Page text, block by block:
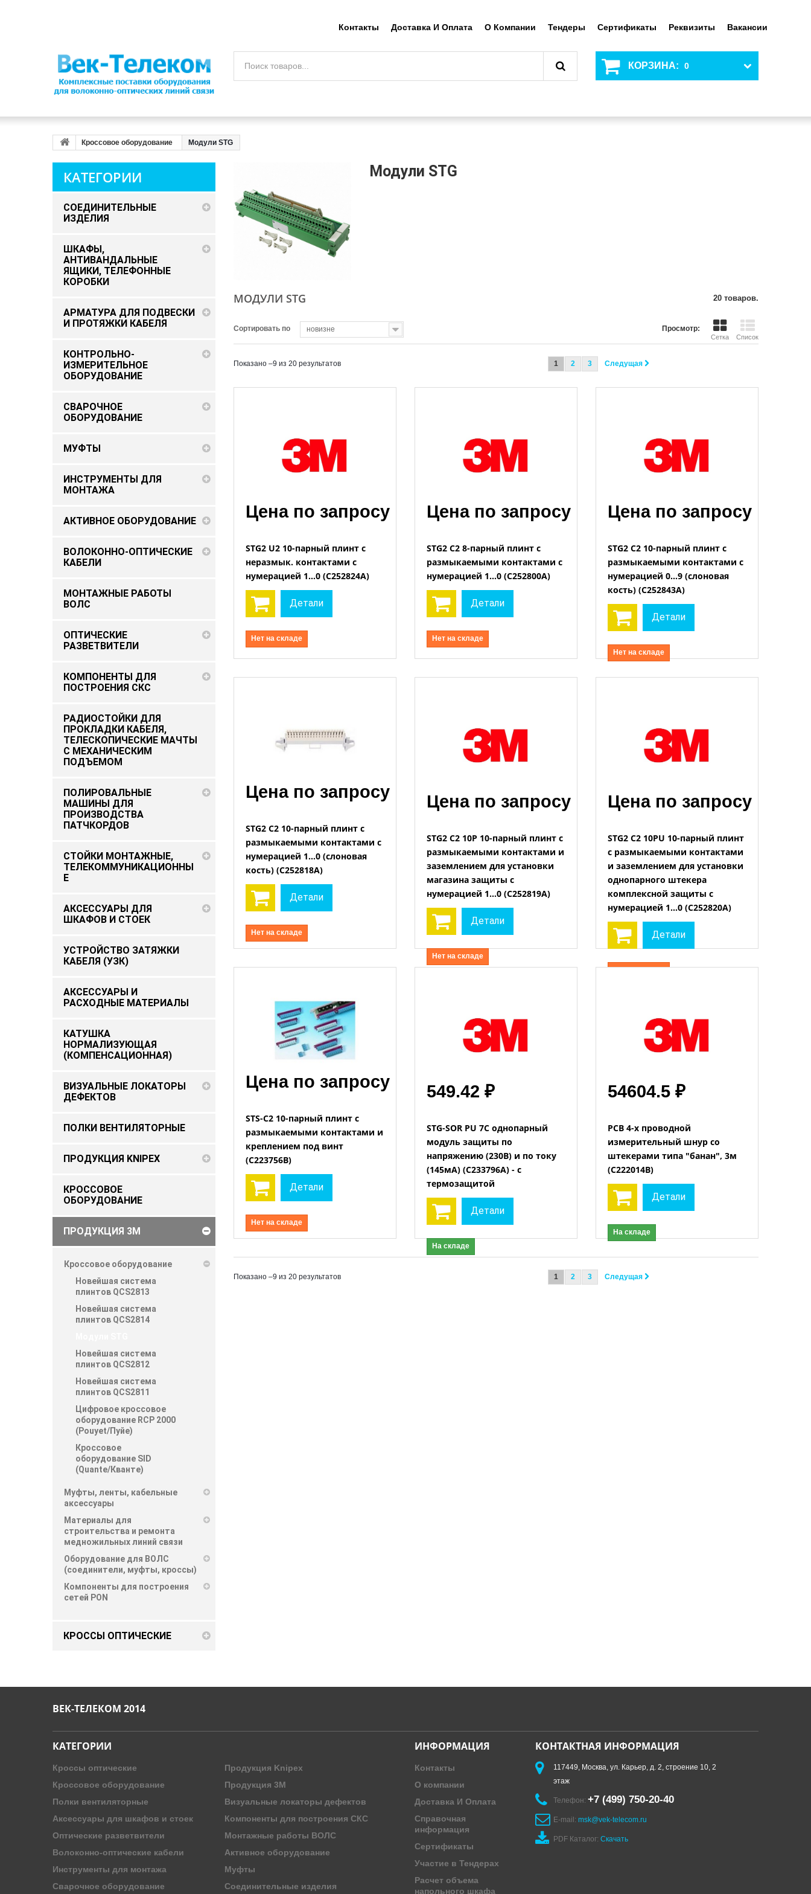
Вакансии
Реквизиты
Сертификаты
Тендеры
О Компании
Доставка И Оплата
Контакты
КОРЗИНА: 0
Кроссовое оборудование Модули STG
КАТЕГОРИИ
СОЕДИНИТЕЛЬНЫЕ
ИЗДЕЛИЯ
ШКАФЫ,
АНТИВАНДАЛЬНЫЕ
ЯЩИКИ, ТЕЛЕФОННЫЕ
КОРОБКИ
АРМАТУРА ДЛЯ ПОДВЕСКИ
И ПРОТЯЖКИ КАБЕЛЯ
КОНТРОЛЬНО-
ИЗМЕРИТЕЛЬНОЕ
ОБОРУДОВАНИЕ
СВАРОЧНОЕ
ОБОРУДОВАНИЕ
МУФТЫ
ИНСТРУМЕНТЫ ДЛЯ
МОНТАЖА
АКТИВНОЕ ОБОРУДОВАНИЕ
ВОЛОКОННО-ОПТИЧЕСКИЕ
КАБЕЛИ
МОНТАЖНЫЕ РАБОТЫ
ВОЛС
ОПТИЧЕСКИЕ
РАЗВЕТВИТЕЛИ
КОМПОНЕНТЫ ДЛЯ
ПОСТРОЕНИЯ СКС
РАДИОСТОЙКИ ДЛЯ
ПРОКЛАДКИ КАБЕЛЯ,
ТЕЛЕСКОПИЧЕСКИЕ МАЧТЫ
С МЕХАНИЧЕСКИМ
ПОДЪEМОМ
ПОЛИРОВАЛЬНЫЕ
МАШИНЫ ДЛЯ
ПРОИЗВОДСТВА
ПАТЧКОРДОВ
СТОЙКИ МОНТАЖНЫЕ,
ТЕЛЕКОММУНИКАЦИОННЫ
Е
АКСЕССУАРЫ ДЛЯ
ШКАФОВ И СТОЕК
УСТРОЙСТВО ЗАТЯЖКИ
КАБЕЛЯ (УЗК)
АКСЕССУАРЫ И
РАСХОДНЫЕ МАТЕРИАЛЫ
КАТУШКА
НОРМАЛИЗУЮЩАЯ
(КОМПЕНСАЦИОННАЯ)
ВИЗУАЛЬНЫЕ ЛОКАТОРЫ
ДЕФЕКТОВ
ПОЛКИ ВЕНТИЛЯТОРНЫЕ
ПРОДУКЦИЯ KNIPEX
КРОССОВОЕ
ОБОРУДОВАНИЕ
ПРОДУКЦИЯ 3M
Кроссовое оборудование
Новейшая система
плинтов QCS2813
Новейшая система
плинтов QCS2814
Новейшая система
плинтов QCS2812
Новейшая система
плинтов QCS2811
Цифровое кроссовое
оборудование RCP 2000
(Pouyet/Пуйе)
Кроссовое
оборудование SID
(Quante/Кванте)
Муфты, ленты, кабельные
аксессуары
Материалы для
строительства и ремонта
медножильных линий связи
Оборудование для ВОЛС
(соединители, муфты, кроссы)
Компоненты для построения
сетей PON
КРОССЫ ОПТИЧЕСКИЕ
Модули STG
МОДУЛИ STG 20 товаров.
Просмотр:
Сетка Список
Сортировать по новизне
1 2 3 Следущая
Показано –9 из 20 результатов
Цена по запросу
STG2 U2 10-парный плинт с
неразмык. контактами с
нумерацией 1…0 (C252824A)
Детали
Нет на складе
Цена по запросу
STG2 C2 8-парный плинт с
размыкаемыми контактами с
нумерацией 1…0 (C252800A)
Детали
Нет на складе
Цена по запросу
STG2 C2 10-парный плинт с
размыкаемыми контактами с
нумерацией 0…9 (слоновая
кость) (C252843A)
Детали
Нет на складе
Открыть
Цена по запросу
STG2 C2 10-парный плинт с
размыкаемыми контактами с
нумерацией 1…0 (слоновая
кость) (C252818A)
Детали
Нет на складе
Открыть
Цена по запросу
STG2 C2 10P 10-парный плинт с
размыкаемыми контактами и
заземлением для установки
магазина защиты с
нумерацией 1…0 (C252819A)
Детали
Нет на складе
Открыть
Цена по запросу
STG2 C2 10PU 10-парный плинт
с размыкаемыми контактами
и заземлением для установки
однопарного штекера
комплексной защиты с
нумерацией 1…0 (C252820A)
Детали
Нет на складе
Цена по запросу
STS-C2 10-парный плинт с
размыкаемыми контактами и
креплением под винт
(C223756B)
Детали
Нет на складе
Открыть
549.42 ₽
STG-SOR PU 7C однопарный
модуль защиты по
напряжению (230В) и по току
(145мА) (C233796A) - с
термозащитой
Детали
На складе
Открыть
54604.5 ₽
PCB 4-х проводной
измерительный шнур со
штекерами типа "банан", 3м
(C222014B)
Детали
На складе
1 2 3 Следущая
Показано –9 из 20 результатов
ВЕК-ТЕЛЕКОМ 2014
КАТЕГОРИИ
Кроссы оптические
Продукция Knipex
Кроссовое оборудование
Продукция 3M
Полки вентиляторные
Визуальные локаторы дефектов
Аксессуары для шкафов и стоек
Компоненты для построения СКС
Оптические разветвители
Монтажные работы ВОЛС
Волоконно-оптические кабели
Активное оборудование
Инструменты для монтажа
Муфты
Сварочное оборудование
Соединительные изделия
ИНФОРМАЦИЯ
Контакты
О компании
Доставка И Оплата
Справочная
информация
Сертификаты
Участие в Тендерах
Расчет объема
напольного шкафа
КОНТАКТНАЯ ИНФОРМАЦИЯ
117449, Москва, ул. Карьер, д. 2, строение 10, 2
этаж
Телефон: +7 (499) 750-20-40
E-mail: msk@vek-telecom.ru
PDF Каталог: Скачать